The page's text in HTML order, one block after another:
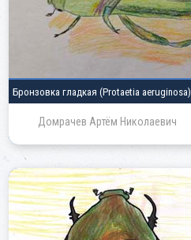
Бронзовка гладкая (Protaetia aeruginosa)
Домрачев Артём Николаевич